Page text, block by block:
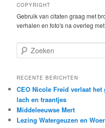
COPYRIGHT
Gebruik van citaten graag met
verhalen en foto's na overleg
o
k
n
RECENTE BERICHTEN
CEO Nicole Freid verlaat
lach en traantjes
Middeleeuwse Mert
Lezing Watergeuzen en